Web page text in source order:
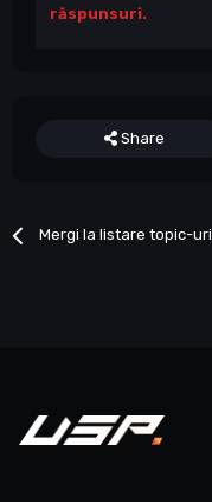
răspunsuri.
Share
Mergi la listare topic-uri